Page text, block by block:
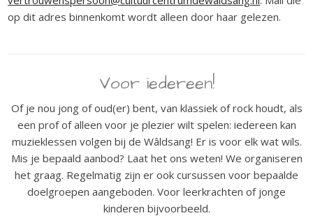
op dit adres binnenkomt wordt alleen door haar gelezen.
Voor iedereen!
Of je nou jong of oud(er) bent, van klassiek of rock houdt, als
een prof of alleen voor je plezier wilt spelen: iedereen kan
muzieklessen volgen bij de Wâldsang! Er is voor elk wat wils.
Mis je bepaald aanbod? Laat het ons weten! We organiseren
het graag. Regelmatig zijn er ook cursussen voor bepaalde
doelgroepen aangeboden. Voor leerkrachten of jonge
kinderen bijvoorbeeld.